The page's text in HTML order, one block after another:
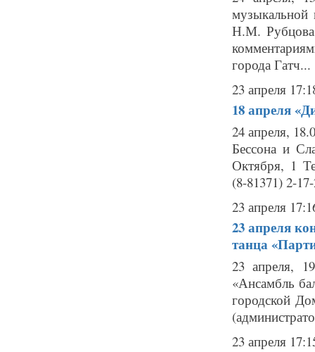
музыкальной
Н.М.
города Гатч...
23 апреля
18 апреля
24 апреля,
Бессона и
Октября, 1
(8-81371) 2-
23 апреля
23 апреля
танца
23 апреля,
«Ансамбль
городской
23 апреля